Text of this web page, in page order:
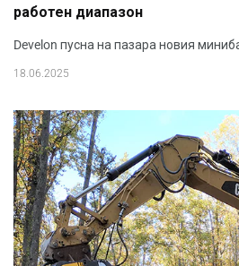
работен диапазон
Develon пусна на пазара новия
18.06.2025